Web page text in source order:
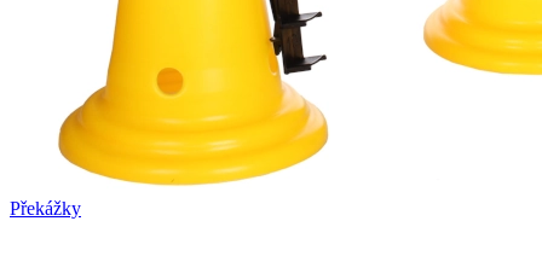
Překážky